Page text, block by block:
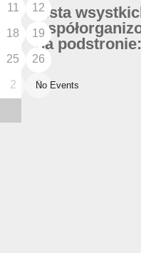
11 12
18 19
25 26
2 3
Lista
na
No Events